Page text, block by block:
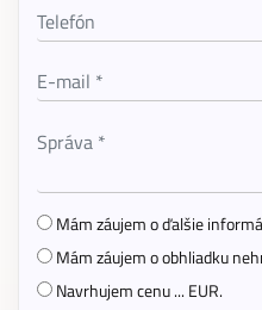
Mám záujem o ďalšie
Mám záujem o obhliadku
Navrhujem cenu ... EUR.